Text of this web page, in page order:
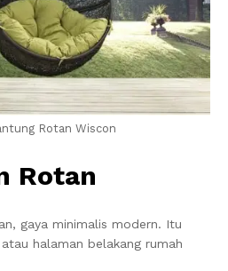
Rotan Wiscon
Rotan
gaya minimalis modern. Itu
halaman belakang rumah